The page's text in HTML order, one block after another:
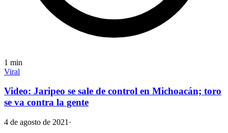
1 min
Viral
Video: Jaripeo se sale de control en Michoacán; toro
se va contra la gente
4 de agosto de 2021 ·